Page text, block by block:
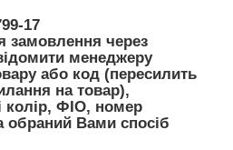
17
через
менеджеру
або код (пересилить
на товар),
колір, ФІО, номер
обраний Вами спосіб